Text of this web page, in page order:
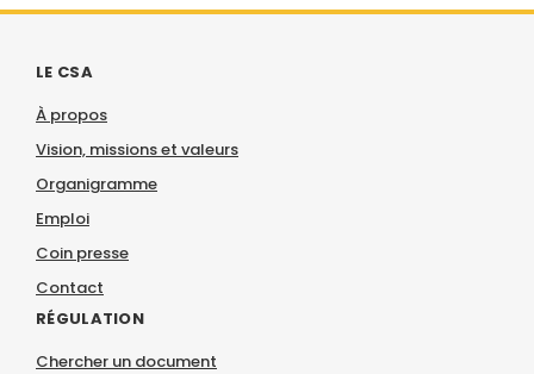
LE CSA
À propos
Vision, missions et valeurs
Organigramme
Emploi
Coin presse
Contact
RÉGULATION
Chercher un document